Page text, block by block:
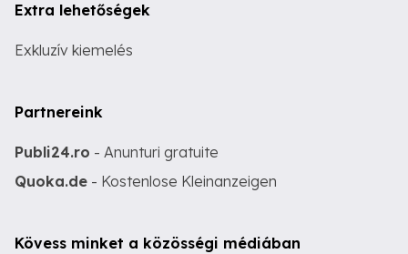
Extra lehetőségek
Exkluzív kiemelés
Partnereink
Publi24.ro - Anunturi gratuite
Quoka.de - Kostenlose Kleinanzeigen
Kövess minket a közösségi médiában